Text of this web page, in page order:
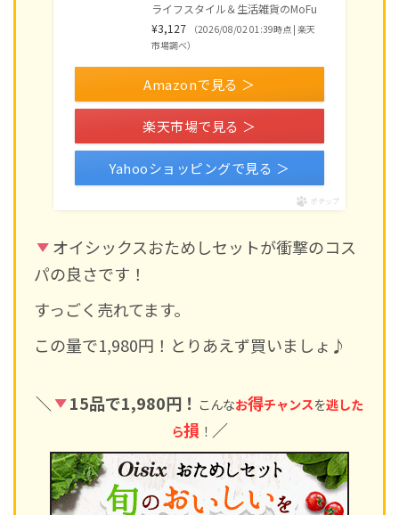
ライフスタイル＆生活雑貨のMoFu
¥3,127
（2026/08/02 01:39時点 | 楽天
市場調べ）
Amazonで見る ＞
楽天市場で見る ＞
Yahooショッピングで見る ＞
ポチップ
オイシックスおためしセットが衝撃のコス
パの良さです！
すっごく売れてます。
この量で1,980円！とりあえず買いましょ♪
＼ 15品で1,980円！ こんなお得チャンスを逃した
ら損 ！ ／